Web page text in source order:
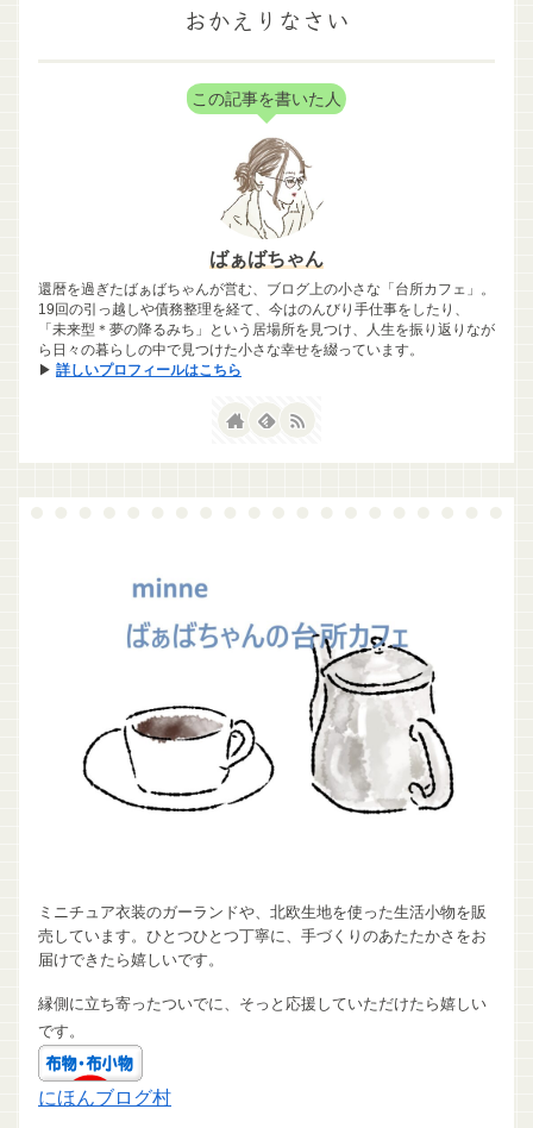
おかえりなさい
この記事を書いた人
ばぁばちゃん
還暦を過ぎたばぁばちゃんが営む、ブログ上の小さな「台所カフェ」。
19回の引っ越しや債務整理を経て、今はのんびり手仕事をしたり、
「未来型＊夢の降るみち」という居場所を見つけ、人生を振り返りなが
ら日々の暮らしの中で見つけた小さな幸せを綴っています。
▶ 詳しいプロフィールはこちら
ミニチュア衣装のガーランドや、北欧生地を使った生活小物を販
売しています。ひとつひとつ丁寧に、手づくりのあたたかさをお
届けできたら嬉しいです。
縁側に立ち寄ったついでに、そっと応援していただけたら嬉しい
です。
にほんブログ村